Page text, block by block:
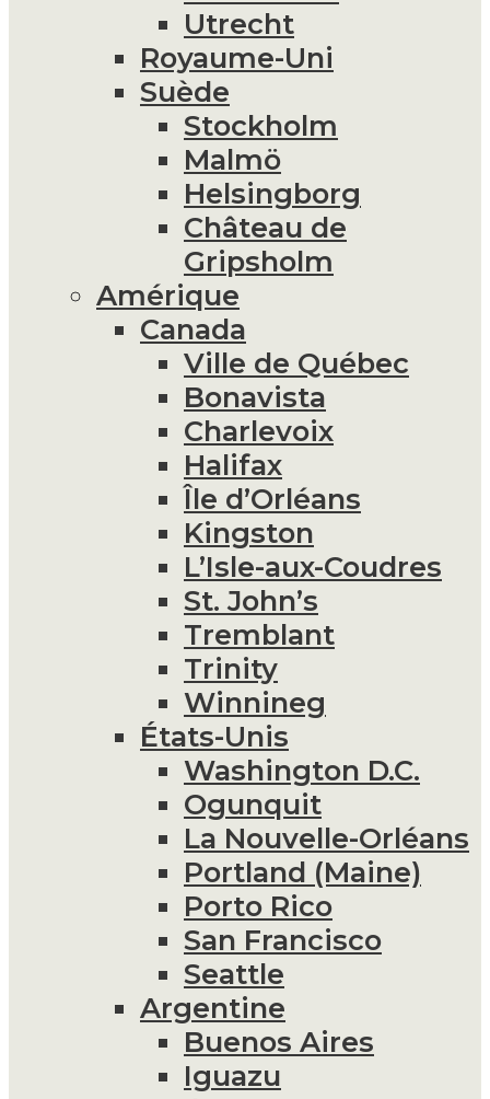
Utrecht
Royaume-Uni
Suède
Stockholm
Malmö
Helsingborg
Château de
Gripsholm
Amérique
Canada
Ville de Québec
Bonavista
Charlevoix
Halifax
Île d’Orléans
Kingston
L’Isle-aux-Coudres
St. John’s
Tremblant
Trinity
Winnineg
États-Unis
Washington D.C.
Ogunquit
La Nouvelle-Orléans
Portland (Maine)
Porto Rico
San Francisco
Seattle
Argentine
Buenos Aires
Iguazu